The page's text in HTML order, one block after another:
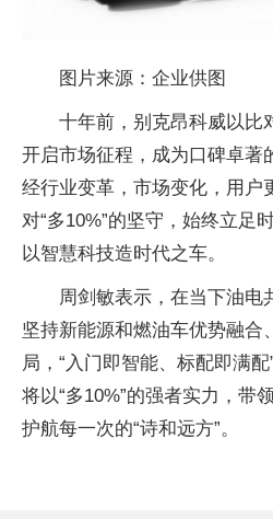
图片来源：企业供图
十年前，别克昂科威以比
开启市场征程，成为口碑卓著
经行业变革，市场变化，用户
对“多10%”的坚守，始终立足
以智慧科技造时代之车。
周剑敏表示，在当下油电
坚持新能源和燃油车优势融合
局，“入门即智能、标配即满
将以“多10%”的强者实力，带
护航每一次的“诗和远方”。